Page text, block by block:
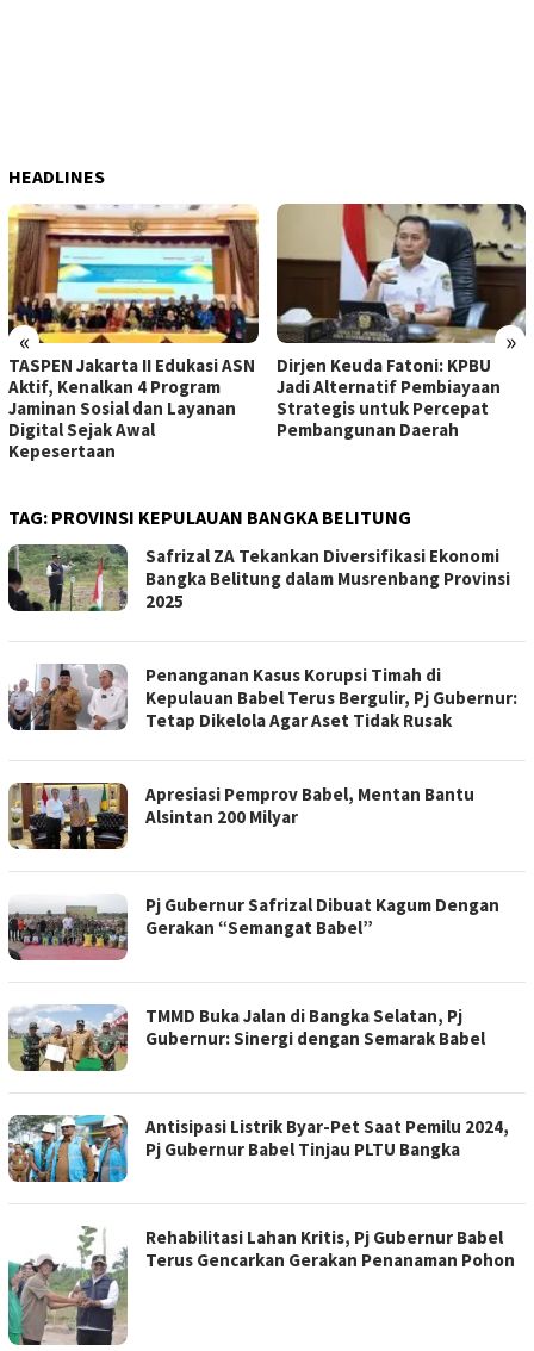
HEADLINES
« »
TASPEN Jakarta II Edukasi ASN
Aktif, Kenalkan 4 Program
Jaminan Sosial dan Layanan
Digital Sejak Awal
Kepesertaan
Dirjen Keuda Fatoni: KPBU
Jadi Alternatif Pembiayaan
Strategis untuk Percepat
Pembangunan Daerah
TAG: PROVINSI KEPULAUAN BANGKA BELITUNG
Safrizal ZA Tekankan Diversifikasi Ekonomi
Bangka Belitung dalam Musrenbang Provinsi
2025
Penanganan Kasus Korupsi Timah di
Kepulauan Babel Terus Bergulir, Pj Gubernur:
Tetap Dikelola Agar Aset Tidak Rusak
Apresiasi Pemprov Babel, Mentan Bantu
Alsintan 200 Milyar
Pj Gubernur Safrizal Dibuat Kagum Dengan
Gerakan “Semangat Babel”
TMMD Buka Jalan di Bangka Selatan, Pj
Gubernur: Sinergi dengan Semarak Babel
Antisipasi Listrik Byar-Pet Saat Pemilu 2024,
Pj Gubernur Babel Tinjau PLTU Bangka
Rehabilitasi Lahan Kritis, Pj Gubernur Babel
Terus Gencarkan Gerakan Penanaman Pohon